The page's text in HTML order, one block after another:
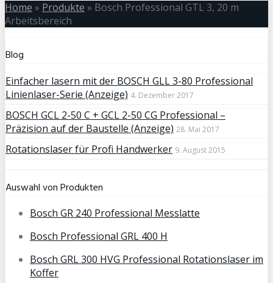
Home » Produkte » Bosch Professional GTL 3, 20 m
Arbeitsbereich
Blog
Einfacher lasern mit der BOSCH GLL 3-80 Professional
Linienlaser-Serie (Anzeige) 4. Dezember 2017
BOSCH GCL 2-50 C + GCL 2-50 CG Professional –
Präzision auf der Baustelle (Anzeige) 28. Mai 2017
Rotationslaser für Profi Handwerker 9. August 2015
Auswahl von Produkten
Bosch GR 240 Professional Messlatte
Bosch Professional GRL 400 H
Bosch GRL 300 HVG Professional Rotationslaser im
Koffer